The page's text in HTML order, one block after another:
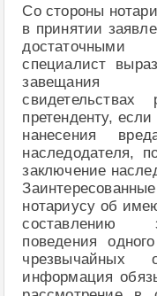
Со стороны
в принятии
достаточными
специалист
завещания
претенденту,
нанесения
наследодателя,
заключение
нотариусу об
составлению
поведения
чрезвычайных
информация